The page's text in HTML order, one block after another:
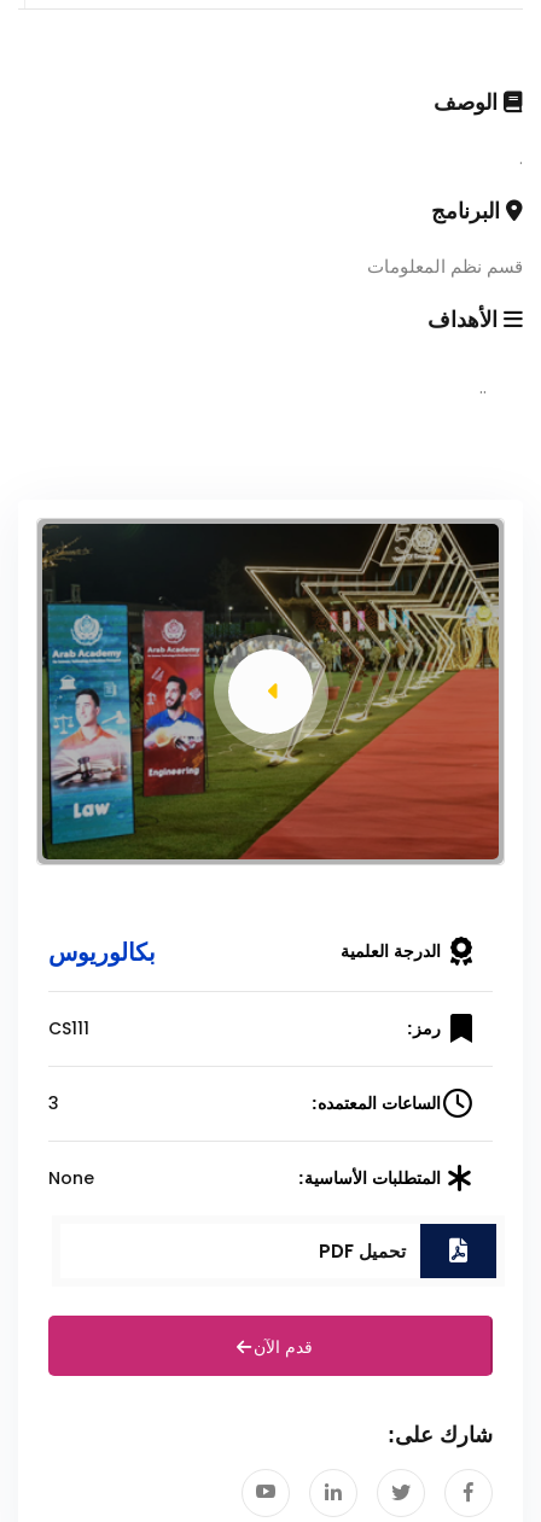
الوصف
.
البرنامج
قسم نظم المعلومات
الأهداف
..
الدرجة العلمية بكالوريوس
رمز: CS111
الساعات المعتمده: 3
المتطلبات الأساسية: None
تحميل PDF
قدم الآن
شارك على: